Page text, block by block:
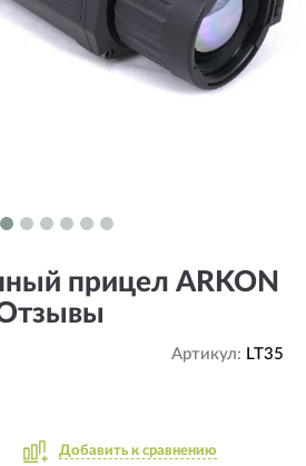
прицел ARKON
Артикул: LT35
Добавить к сравнению